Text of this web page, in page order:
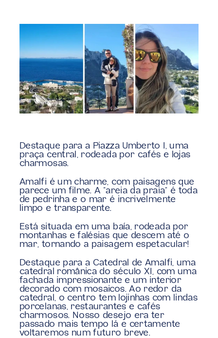
Destaque para a Piazza Umberto I, uma
praça central, rodeada por cafés e lojas
charmosas.
Amalfi é um charme, com paisagens que
parece um filme. A “areia da praia” é toda
de pedrinha e o mar é incrivelmente
limpo e transparente.
Está situada em uma baía, rodeada por
montanhas e falésias que descem até o
mar, tornando a paisagem espetacular!
Destaque para a Catedral de Amalfi, uma
catedral românica do século XI, com uma
fachada impressionante e um interior
decorado com mosaicos. Ao redor da
catedral, o centro tem lojinhas com lindas
porcelanas, restaurantes e cafés
charmosos. Nosso desejo era ter
passado mais tempo lá e certamente
voltaremos num futuro breve.